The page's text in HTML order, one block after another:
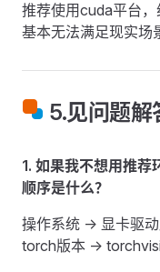
推荐使用cuda平台，
基本无法满足现实场
5.见问题解
1. 如果我不想用推
顺序是什么？
操作系统 -> 显卡驱
torch版本 ->